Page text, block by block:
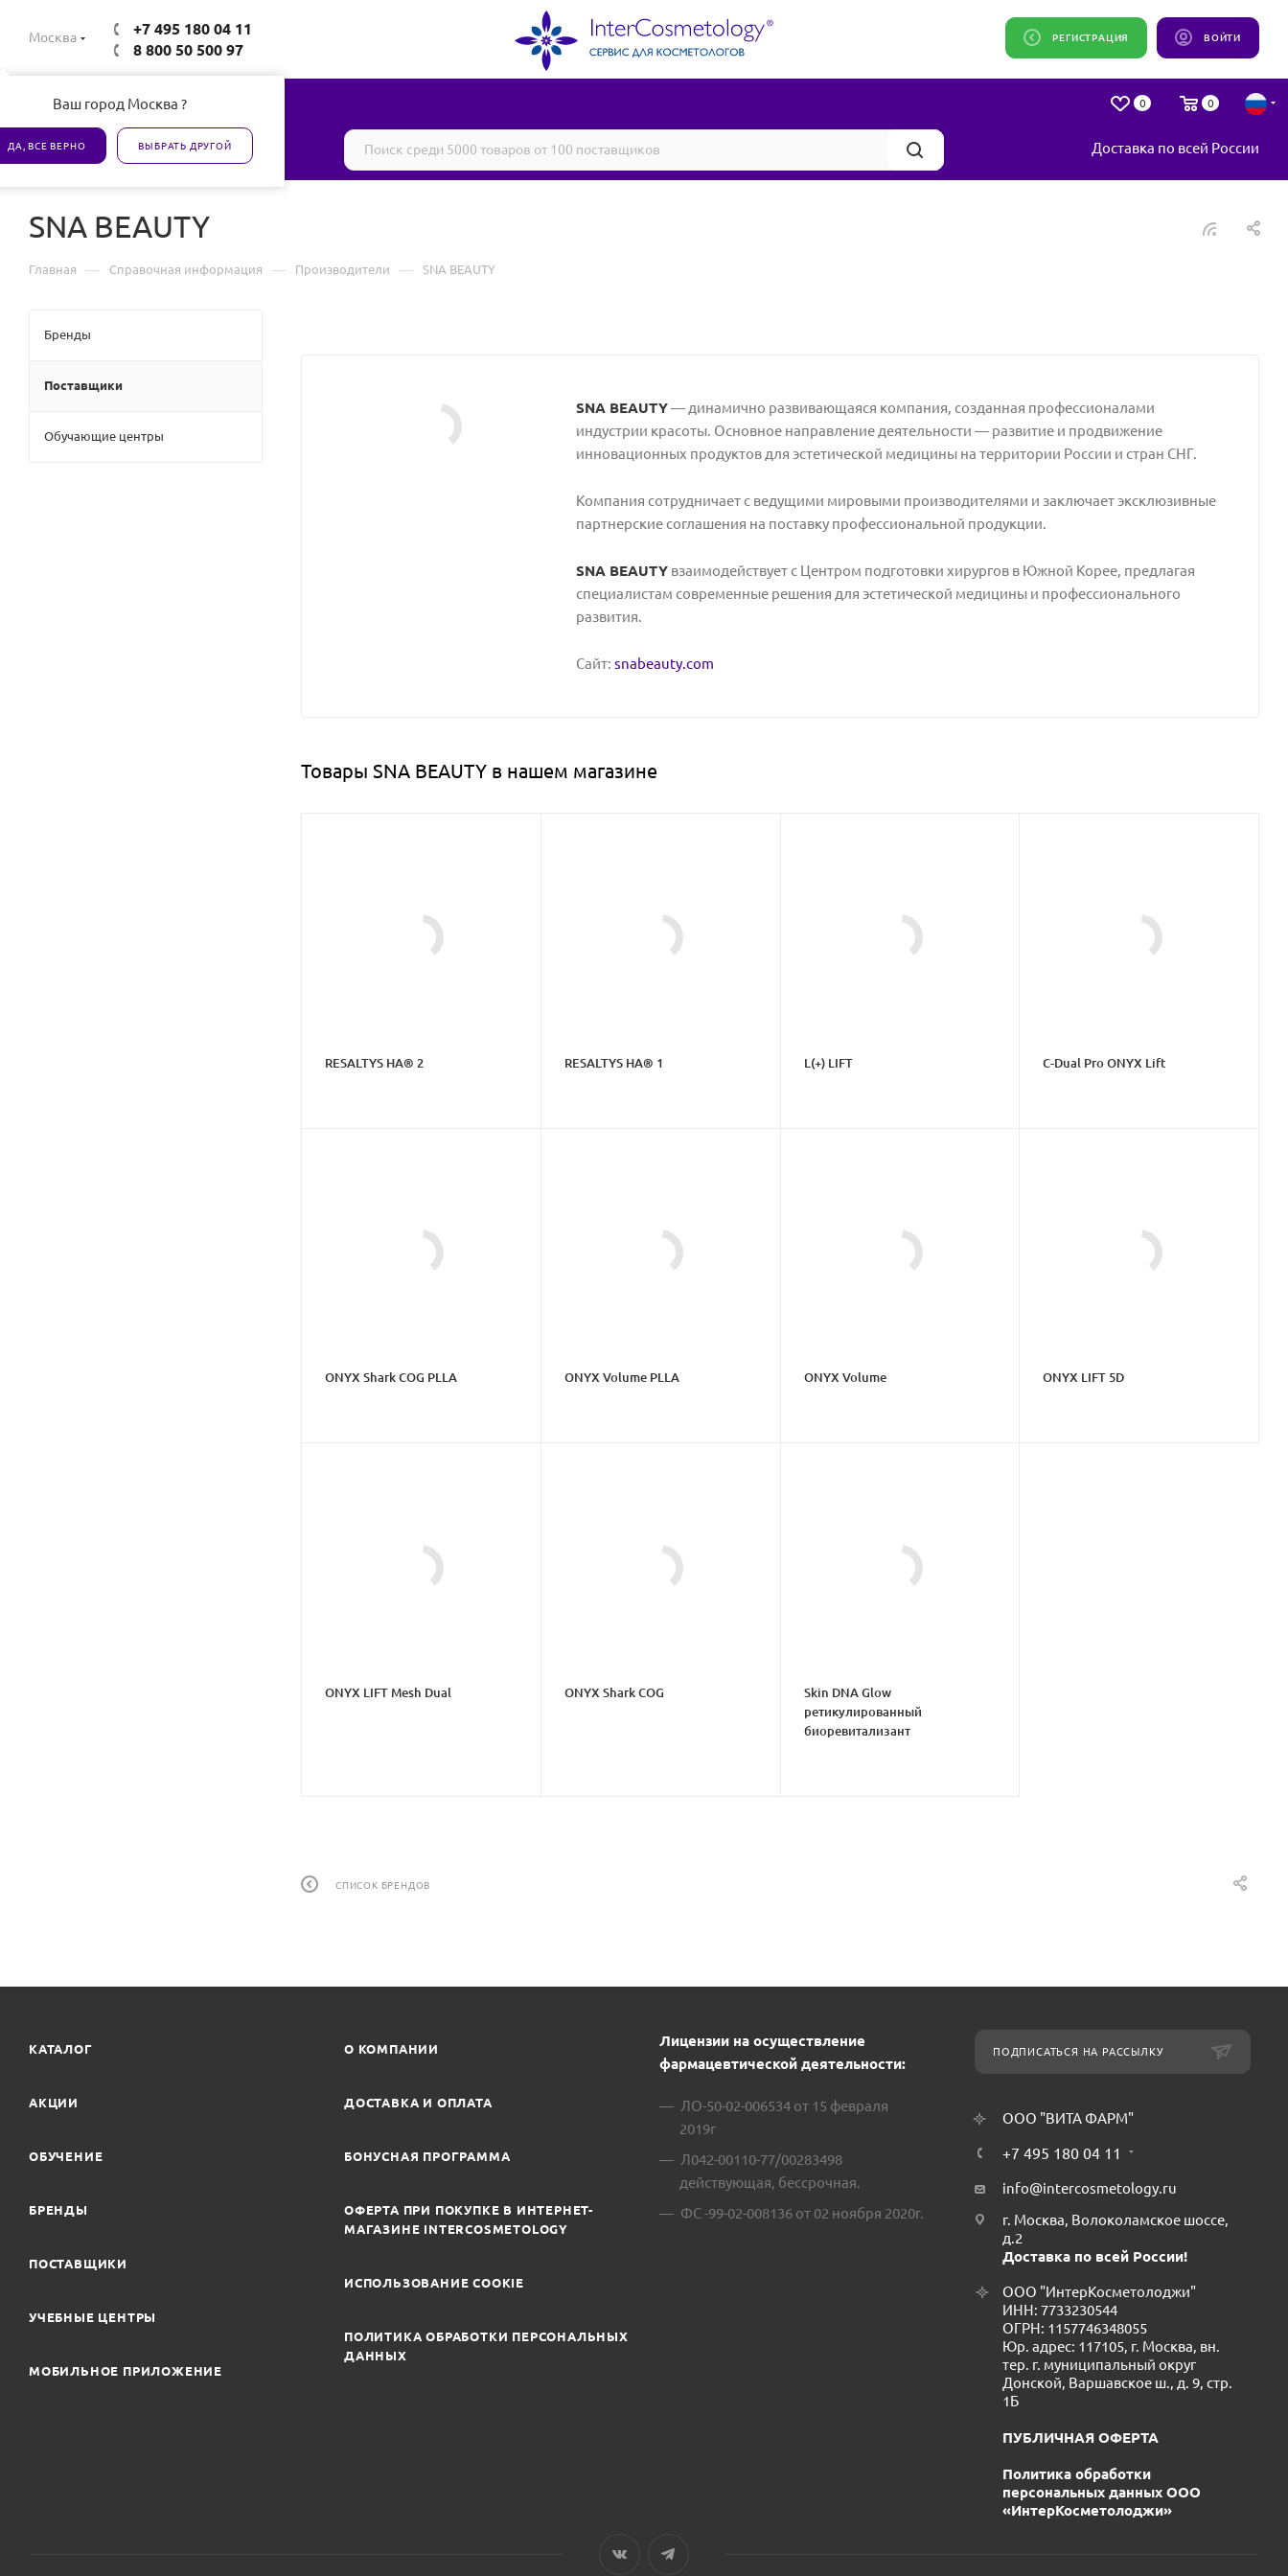
Москва
Ваш город Москва ?
ДА, ВСЕ ВЕРНО ВЫБРАТЬ ДРУГОЙ
+7 495 180 04 11
8 800 50 500 97
ВОЙТИ
РЕГИСТРАЦИЯ
0 0
Все товары сертифицированы Доставка по всей России
SNA BEAUTY
Главная — Справочная информация — Производители — SNA BEAUTY
SNA BEAUTY— динамично развивающаяся компания, созданная профессионалами
индустрии красоты. Основное направление деятельности — развитие и продвижение
инновационных продуктов для эстетической медицины на территории России и стран СНГ.
Компания сотрудничает с ведущими мировыми производителями и заключает эксклюзивные
партнерские соглашения на поставку профессиональной продукции.
SNA BEAUTY взаимодействует с Центром подготовки хирургов в Южной Корее, предлагая
специалистам современные решения для эстетической медицины и профессионального
развития.
Сайт: snabeauty.com
Товары SNA BEAUTY в нашем магазине
RESALTYS HA® 2 RESALTYS HA® 1 L(+) LIFT C-Dual Pro ONYX Lift
ONYX Shark COG PLLA ONYX Volume PLLA ONYX Volume ONYX LIFT 5D
ONYX LIFT Mesh Dual ONYX Shark COG
Skin DNA Glow
ретикулированный
биоревитализант
СПИСОК БРЕНДОВ
Бренды
Поставщики
Обучающие центры
КАТАЛОГ
АКЦИИ
ОБУЧЕНИЕ
БРЕНДЫ
ПОСТАВЩИКИ
УЧЕБНЫЕ ЦЕНТРЫ
МОБИЛЬНОЕ ПРИЛОЖЕНИЕ
О КОМПАНИИ
ДОСТАВКА И ОПЛАТА
БОНУСНАЯ ПРОГРАММА
ОФЕРТА ПРИ ПОКУПКЕ В ИНТЕРНЕТ-
МАГАЗИНЕ INTERCOSMETOLOGY
ИСПОЛЬЗОВАНИЕ COOKIE
ПОЛИТИКА ОБРАБОТКИ ПЕРСОНАЛЬНЫХ
ДАННЫХ
Лицензии на осуществление
фармацевтической деятельности:
ЛО-50-02-006534 от 15 февраля
2019г
Л042-00110-77/00283498
действующая, бессрочная.
ФС -99-02-008136 от 02 ноября 2020г.
ПОДПИСАТЬСЯ НА РАССЫЛКУ
ООО "ВИТА ФАРМ"
+7 495 180 04 11
info@intercosmetology.ru
г. Москва, Волоколамское шоссе,
д.2
Доставка по всей России!
ООО "ИнтерКосметолоджи"
ИНН: 7733230544
ОГРН: 1157746348055
Юр. адрес: 117105, г. Москва, вн.
тер. г. муниципальный округ
Донской, Варшавское ш., д. 9, стр.
1Б
ПУБЛИЧНАЯ ОФЕРТА
Политика обработки
персональных данных ООО
«ИнтерКосметолоджи»